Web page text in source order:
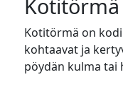
Kotitörmä
Kotitörmä on
kohtaavat ja
pöydän kulma tai